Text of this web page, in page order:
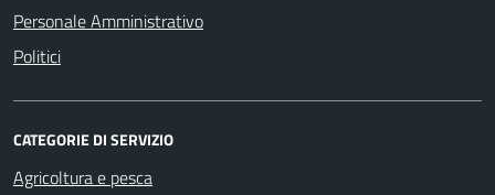
Personale Amministrativo
Politici
CATEGORIE DI SERVIZIO
Agricoltura e pesca